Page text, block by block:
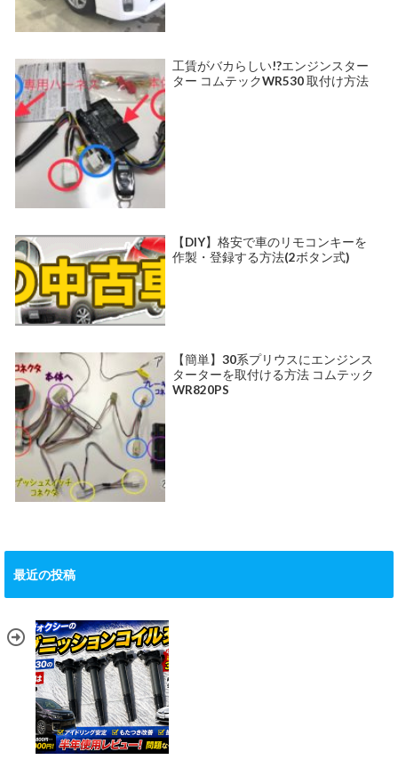
工賃がバカらしい!?エンジンスター
ター コムテックWR530 取付け方法
【DIY】格安で車のリモコンキーを
作製・登録する方法(2ボタン式)
【簡単】30系プリウスにエンジンス
ターターを取付ける方法 コムテック
WR820PS
最近の投稿